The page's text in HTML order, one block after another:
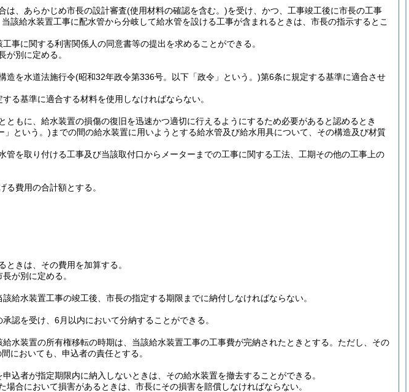
は、あらかじめ市長の設計審査(使用材料の確認を含む。)を受け、かつ、工事竣工後に市長の工事
該給水装置工事に配水管から分岐して給水管を設ける工事が含まれるときは、市長の指示するとこ
事に関する利害関係人の同意書等の提出を求めることができる。
が別に定める。
造を水道法施行令(昭和32年政令第336号。以下「政令」という。)第6条に規定する基準に適合させ
る基準に適合する材料を使用しなければならない。
もに、給水装置の損傷の復旧を迅速かつ適切に行えるようにするため必要があると認めるとき
」という。) までの間の給水装置に用いようとする給水管及び給水用具について、その構造及び材質
管を取り付ける工事及び当該取付口からメーターまでの工事に関する工法、工期その他の工事上の
費用の合計額とする。
きは、その費用を加算する。
が別に定める。
給水装置工事の竣工後、市長の指定する期限までに納付しなければならない。
認を受け、6月以内において分納することができる。
水装置の所有権移転の時期は、当該給水装置工事の工事費が完納されたときとする。 ただし、その
においても、申込者の責任とする。
込者が指定期限内に納入しないときは、その給水装置を撤去することができる。
合において損害があるときは、市長にその損害を賠償しなければならない。